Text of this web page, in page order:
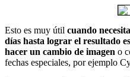
Esto es muy útil cuando
días hasta lograr el resultado
hacer un cambio de imagen o
fechas especiales, por ejemplo